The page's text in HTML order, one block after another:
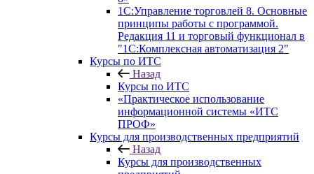
1С:Управление торговлей 8. Основные
принципы работы с программой.
Редакция 11 и торговый функционал в
"1С:Комплексная автоматизация 2"
Курсы по ИТС
Назад
Курсы по ИТС
«Практическое использование
информационной системы «ИТС
ПРОФ»
Курсы для производственных предприятий
Назад
Курсы для производственных